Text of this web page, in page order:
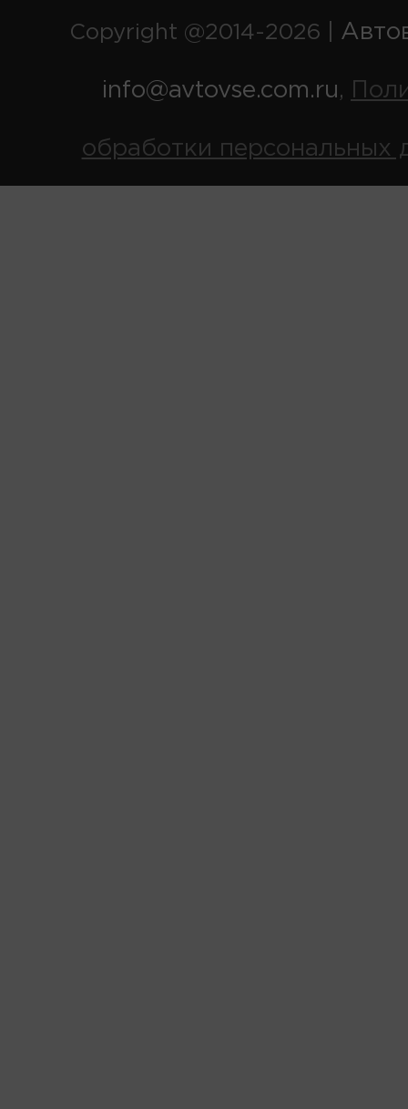
Copyright @2014-2026 |
info@avtovse.com.ru,
обработки персональных